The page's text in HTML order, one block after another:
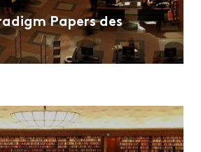
Papers des